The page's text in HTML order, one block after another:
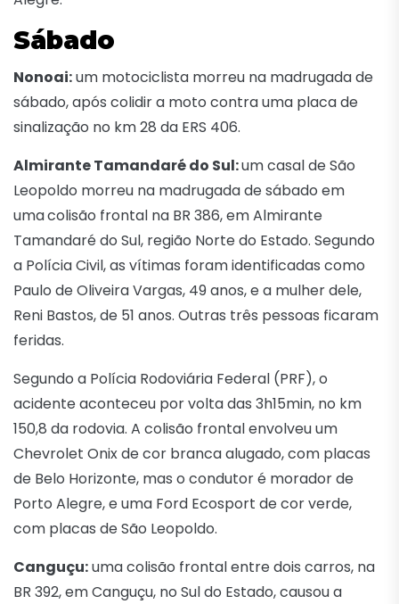
Sábado
Nonoai:um motociclista morreu na madrugada de
sábado, após colidir a moto contra uma placa de
sinalização no km 28 da ERS 406.
Almirante Tamandaré do Sul:um casal de São
Leopoldo morreu na madrugada de sábado em
umacolisão frontal na BR 386, em Almirante
Tamandaré do Sul, região Norte do Estado. Segundo
a Polícia Civil, as vítimas foram identificadas como
Paulo de Oliveira Vargas, 49 anos, e a mulher dele,
Reni Bastos, de 51 anos. Outras três pessoas ficaram
feridas.
Segundo a Polícia Rodoviária Federal (PRF), o
acidente aconteceu por volta das 3h15min, no km
150,8 da rodovia. A colisão frontal envolveu um
Chevrolet Onix de cor branca alugado, com placas
de Belo Horizonte, mas o condutor é morador de
Porto Alegre, e uma Ford Ecosport de cor verde,
com placas de São Leopoldo.
Canguçu:uma colisão frontal entre dois carros, na
BR 392, em Canguçu, no Sul do Estado, causou a